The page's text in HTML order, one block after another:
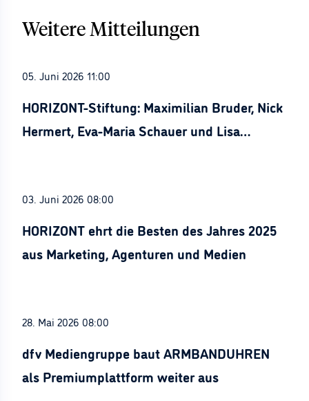
Weitere Mitteilungen
05. Juni 2026 11:00
HORIZONT-Stiftung: Maximilian Bruder, Nick
Hermert, Eva-Maria Schauer und Lisa
03. Juni 2026 08:00
HORIZONT ehrt die Besten des Jahres 2025
aus Marketing, Agenturen und Medien
28. Mai 2026 08:00
dfv Mediengruppe baut ARMBANDUHREN
als Premiumplattform weiter aus